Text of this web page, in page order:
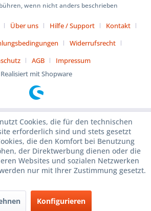
wenn nicht anders beschrieben
Über uns Hilfe / Support
Kontakt
Widerrufsrecht
AGB
Impressum
Realisiert mit Shopware
Cookies, die für den technischen
erforderlich sind und stets gesetzt
die den Komfort bei Benutzung
der Direktwerbung dienen oder die
Websites und sozialen Netzwerken
nur mit Ihrer Zustimmung gesetzt.
Konfigurieren